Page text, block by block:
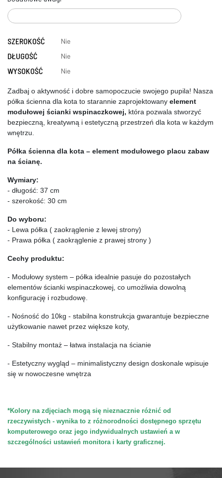
SZEROKOŚĆ Nie
DŁUGOŚĆ Nie
WYSOKOŚĆ Nie
Zadbaj o aktywność i dobre samopoczucie swojego pupila! Nasza
półka ścienna dla kota to starannie zaprojektowany element
modułowej ścianki wspinaczkowej, która pozwala stworzyć
bezpieczną, kreatywną i estetyczną przestrzeń dla kota w każdym
wnętrzu.
Półka ścienna dla kota – element modułowego placu zabaw
na ścianę.
Wymiary:
- długość: 37 cm
- szerokość: 30 cm
Do wyboru:
- Lewa półka ( zaokrąglenie z lewej strony)
- Prawa półka ( zaokrąglenie z prawej strony )
Cechy produktu:
- Modułowy system – półka idealnie pasuje do pozostałych
elementów ścianki wspinaczkowej, co umożliwia dowolną
konfigurację i rozbudowę.
- Nośność do 10kg - stabilna konstrukcja gwarantuje bezpieczne
użytkowanie nawet przez większe koty,
- Stabilny montaż – łatwa instalacja na ścianie
- Estetyczny wygląd – minimalistyczny design doskonale wpisuje
się w nowoczesne wnętrza
*Kolory na zdjęciach mogą się nieznacznie różnić od
rzeczywistych - wynika to z różnorodności dostępnego sprzętu
komputerowego oraz jego indywidualnych ustawień a w
szczególności ustawień monitora i karty graficznej.